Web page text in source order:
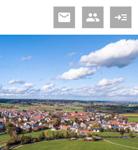
read_more
people
email